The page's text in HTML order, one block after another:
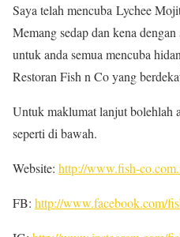
Saya telah mencuba Lychee
Memang sedap dan kena dengan
untuk anda semua mencuba
Restoran Fish n Co yang
Untuk maklumat lanjut bolehlah
seperti di bawah.
Website: http://www.fish-
FB: http://www.facebook.com/